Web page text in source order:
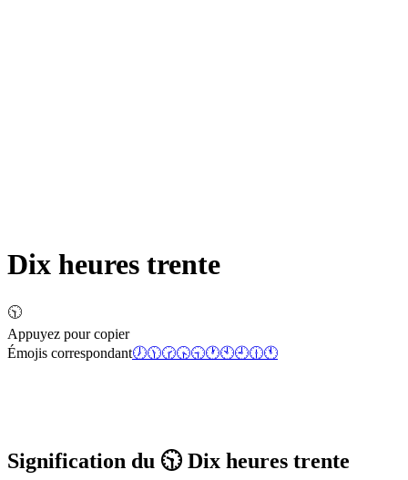
Dix heures trente
🕥
Appuyez pour copier
Émojis correspondant🕖🕦🕝🕟🕤🕐🕙🕘🕧🕚
Signification du 🕥 Dix heures trente